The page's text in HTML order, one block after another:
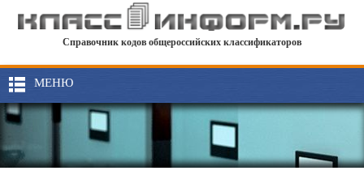
Справочник кодов общероссийских классификаторов
МЕНЮ